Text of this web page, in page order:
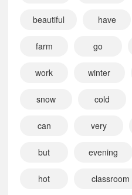
beautiful have
farm go
work winter
snow cold
can very
but evening
hot classroom
小宝635457 正在学习 小学教科版
小宝959987
小学广州教